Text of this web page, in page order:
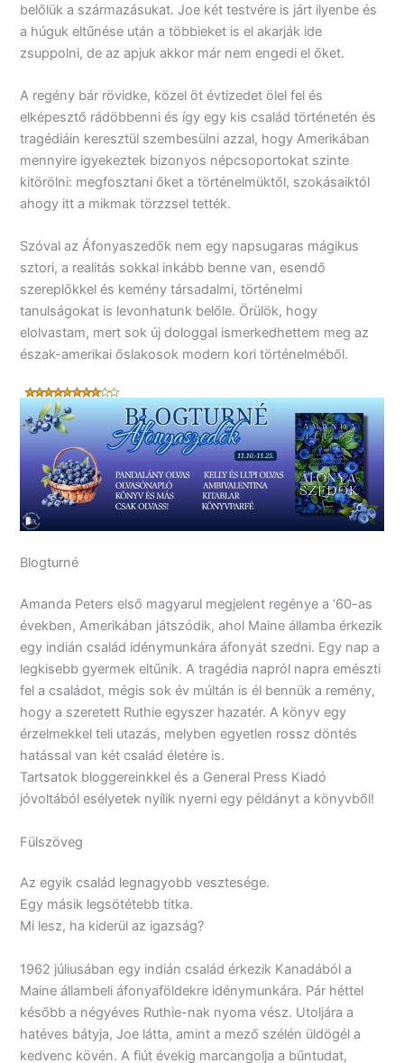
belőlük a származásukat. Joe két testvére is járt ilyenbe és
a húguk eltűnése után a többieket is el akarják ide
zsuppolni, de az apjuk akkor már nem engedi el őket.
A regény bár rövidke, közel öt évtizedet ölel fel és
elképesztő rádöbbenni és így egy kis család történetén és
tragédiáin keresztül szembesülni azzal, hogy Amerikában
mennyire igyekeztek bizonyos népcsoportokat szinte
kitörölni: megfosztani őket a történelmüktől, szokásaiktól
ahogy itt a mikmak törzzsel tették.
Szóval az Áfonyaszedők nem egy napsugaras mágikus
sztori, a realitás sokkal inkább benne van, esendő
szereplőkkel és kemény társadalmi, történelmi
tanulságokat is levonhatunk belőle. Örülök, hogy
elolvastam, mert sok új dologgal ismerkedhettem meg az
észak-amerikai őslakosok modern kori történelméből.
Blogturné
Amanda Peters első magyarul megjelent regénye a ‘60-as
években, Amerikában játszódik, ahol Maine államba érkezik
egy indián család idénymunkára áfonyát szedni. Egy nap a
legkisebb gyermek eltűnik. A tragédia napról napra emészti
fel a családot, mégis sok év múltán is él bennük a remény,
hogy a szeretett Ruthie egyszer hazatér. A könyv egy
érzelmekkel teli utazás, melyben egyetlen rossz döntés
hatással van két család életére is.
Tartsatok bloggereinkkel és a General Press Kiadó
jóvoltából esélyetek nyílik nyerni egy példányt a könyvből!
Fülszöveg
Az egyik család legnagyobb vesztesége.
Egy másik legsötétebb titka.
Mi lesz, ha kiderül az igazság?
1962 júliusában egy indián család érkezik Kanadából a
Maine állambeli áfonyaföldekre idénymunkára. Pár héttel
később a négyéves Ruthie-nak nyoma vész. Utoljára a
hatéves bátyja, Joe látta, amint a mező szélén üldögél a
kedvenc kövén. A fiút évekig marcangolja a bűntudat,